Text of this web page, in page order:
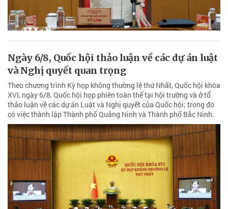
Ngày 6/8, Quốc hội thảo luận về các dự án luật
và Nghị quyết quan trọng
Theo chương trình Kỳ họp không thường lệ thứ Nhất, Quốc hội khóa
XVI, ngày 6/8, Quốc hội họp phiên toàn thể tại hội trường và ở tổ
thảo luận về các dự án Luật và Nghị quyết của Quốc hội; trong đó
có việc thành lập Thành phố Quảng Ninh và Thành phố Bắc Ninh.